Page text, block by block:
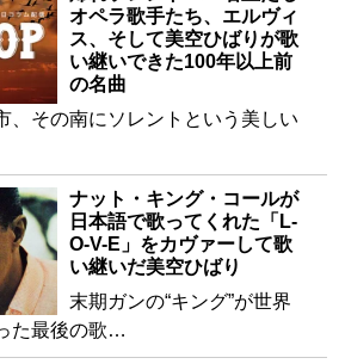
オペラ歌手たち、エルヴィ
ス、そして美空ひばりが歌
い継いできた100年以上前
の名曲
、その南にソレントという美しい
ナット・キング・コールが
日本語で歌ってくれた「L-
O-V-E」をカヴァーして歌
い継いだ美空ひばり
末期ガンの“キング”が世界
た最後の歌…